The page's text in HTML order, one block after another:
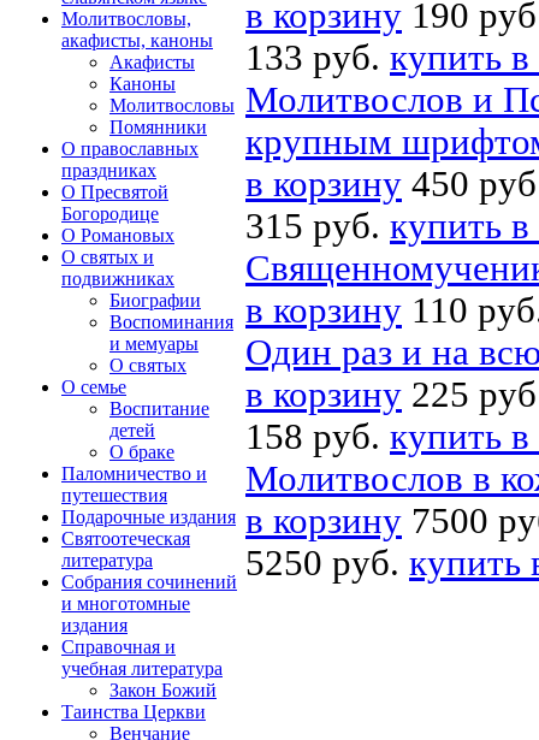
Молитвословы,
акафисты, каноны
Акафисты
Каноны
Молитвословы
Помянники
О православных
праздниках
О Пресвятой
Богородице
О Романовых
О святых и
подвижниках
Биографии
Воспоминания
и мемуары
О святых
О семье
Воспитание
детей
О браке
Паломничество и
путешествия
Подарочные издания
Святоотеческая
литература
Собрания сочинений
и многотомные
издания
Справочная и
учебная литература
Закон Божий
Таинства Церкви
Венчание
в корзину 190
133 руб. купить
Молитвослов и
крупным
в корзину 450
315 руб. купить
в корзину 110
Один раз и на
в корзину 225
158 руб. купить
Молитвослов в
в корзину 7500
5250 руб. купить